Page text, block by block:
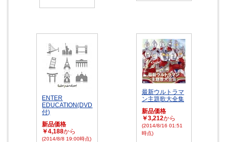
ENTER
EDUCATION(DVD
付)
新品価格
￥4,188から
(2014/8/8 19:00時点)
最新ウルトラマ
ン主題歌大全集
新品価格
￥3,212から
(2014/8/16 01:51
時点)